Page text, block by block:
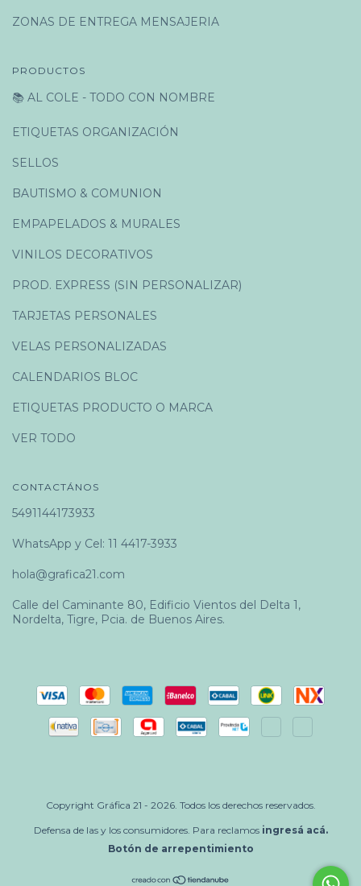
ZONAS DE ENTREGA MENSAJERIA
PRODUCTOS
📚 AL COLE - TODO CON NOMBRE
ETIQUETAS ORGANIZACIÓN
SELLOS
BAUTISMO & COMUNION
EMPAPELADOS & MURALES
VINILOS DECORATIVOS
PROD. EXPRESS (SIN PERSONALIZAR)
TARJETAS PERSONALES
VELAS PERSONALIZADAS
CALENDARIOS BLOC
ETIQUETAS PRODUCTO O MARCA
VER TODO
CONTACTÁNOS
5491144173933
WhatsApp y Cel: 11 4417-3933
hola@grafica21.com
Calle del Caminante 80, Edificio Vientos del Delta 1,
Nordelta, Tigre, Pcia. de Buenos Aires.
Copyright Gráfica 21 - 2026. Todos los derechos reservados.
Defensa de las y los consumidores. Para reclamos ingresá acá.
Botón de arrepentimiento